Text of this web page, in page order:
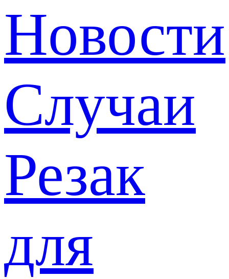
Новости
Случаи
Резак
для